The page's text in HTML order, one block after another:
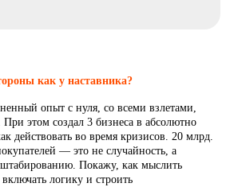
как у наставника?
опыт с нуля, со всеми взлетами,
этом создал 3 бизнеса в абсолютно
действовать во время кризисов. 20 млрд.
— это не случайность, а
Покажу, как мыслить
логику и строить